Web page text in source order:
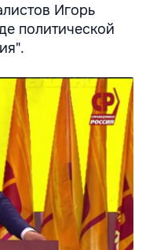
Игорь
политической